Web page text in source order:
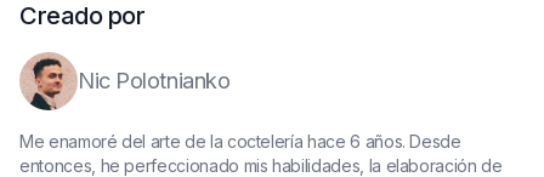
Creado por
Nic Polotnianko
Me enamoré del arte de la coctelería hace 6 años. Desde
entonces, he perfeccionado mis habilidades, la elaboración de